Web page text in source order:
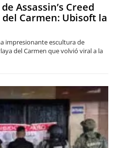
Assassin’s Creed
del Carmen: Ubisoft la
impresionante escultura de
del Carmen que volvió viral a la